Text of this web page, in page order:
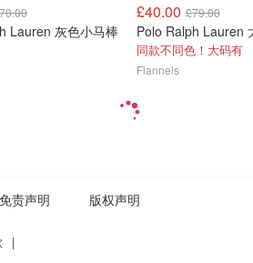
Lauren 灰色小马棒
£40.00 £79.00
同款不同色！大码有
Flannels
免责声明 版权声明
|